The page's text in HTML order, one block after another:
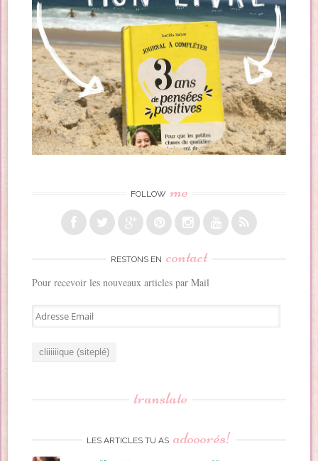
FOLLOW me
RESTONS EN contact
Pour recevoir les nouveaux articles par Mail
A
d
translate
LES ARTICLES TU AS adooorés!